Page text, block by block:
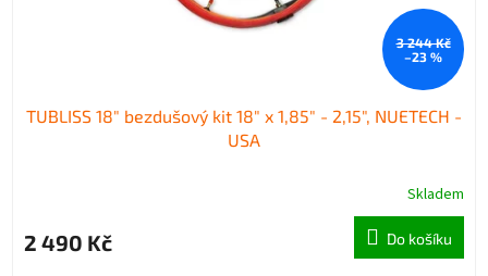
3 244 Kč
–23 %
TUBLISS 18" bezdušový kit 18" x 1,85" - 2,15", NUETECH -
USA
Skladem
2 490 Kč Do košíku